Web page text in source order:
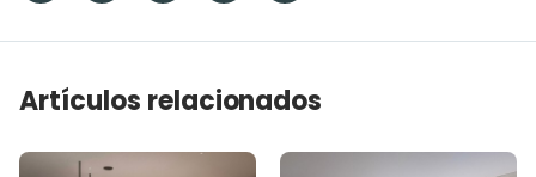
Artículos relacionados